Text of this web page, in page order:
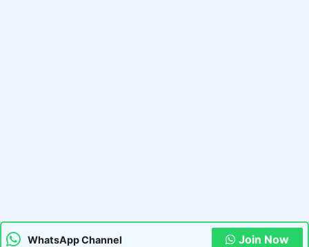
WhatsApp Channel Join Now